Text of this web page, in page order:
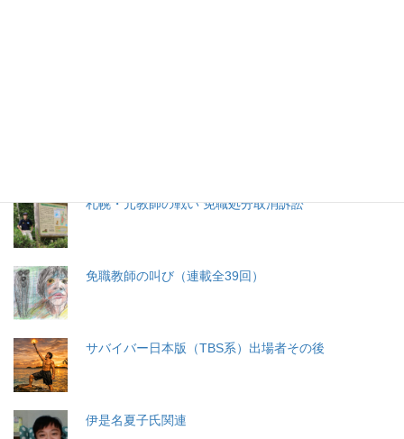
札幌・元教師の戦い 免職処分取消訴訟
免職教師の叫び（連載全39回）
サバイバー日本版（TBS系）出場者その後
伊是名夏子氏関連